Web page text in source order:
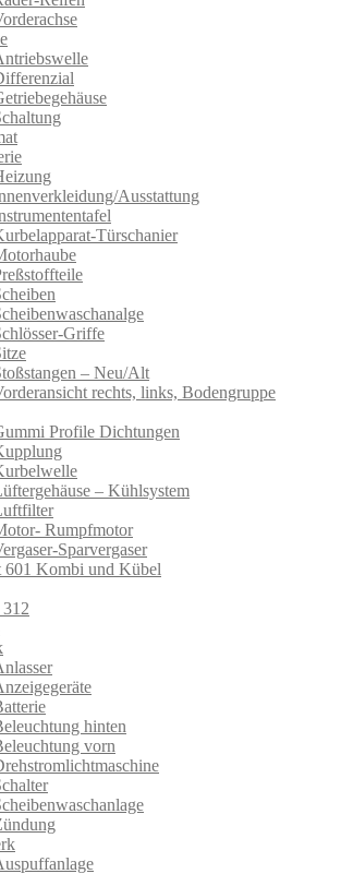
Ausstattung
Türschanier
Griffe
– Neu/Alt
rechts, links, Bodengruppe
Profile Dichtungen
– Kühlsystem
Rumpfmotor
Sparvergaser
601 Kombi und Kübel
hinten
vorn